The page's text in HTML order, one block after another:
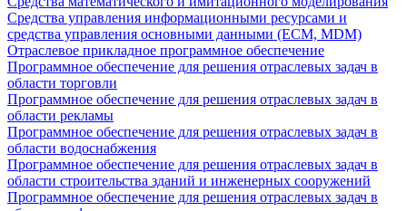
Средства управления информационными ресурсами и
средства управления основными данными (ECM, MDM)
Отраслевое прикладное программное обеспечение
Программное обеспечение для решения отраслевых задач в
области торговли
Программное обеспечение для решения отраслевых задач в
области рекламы
Программное обеспечение для решения отраслевых задач в
области водоснабжения
Программное обеспечение для решения отраслевых задач в
области строительства зданий и инженерных сооружений
Программное обеспечение для решения отраслевых задач в